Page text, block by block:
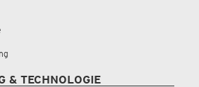
& TECHNOLOGIE